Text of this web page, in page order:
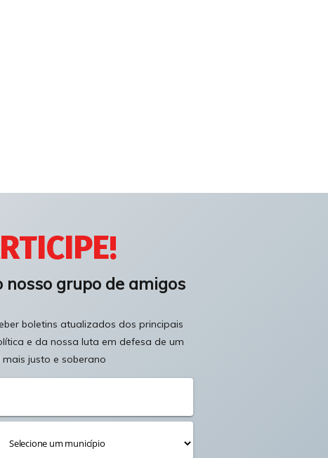
nosso grupo de amigos
boletins atualizados dos principais
e da nossa luta em defesa de um
mais justo e soberano